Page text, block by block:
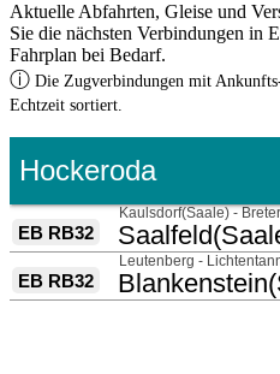
Aktuelle Abfahrten, Gleise und
Sie die nächsten Verbindungen in
Fahrplan bei Bedarf.
ⓘ Die Zugverbindungen mit
Echtzeit sortiert.